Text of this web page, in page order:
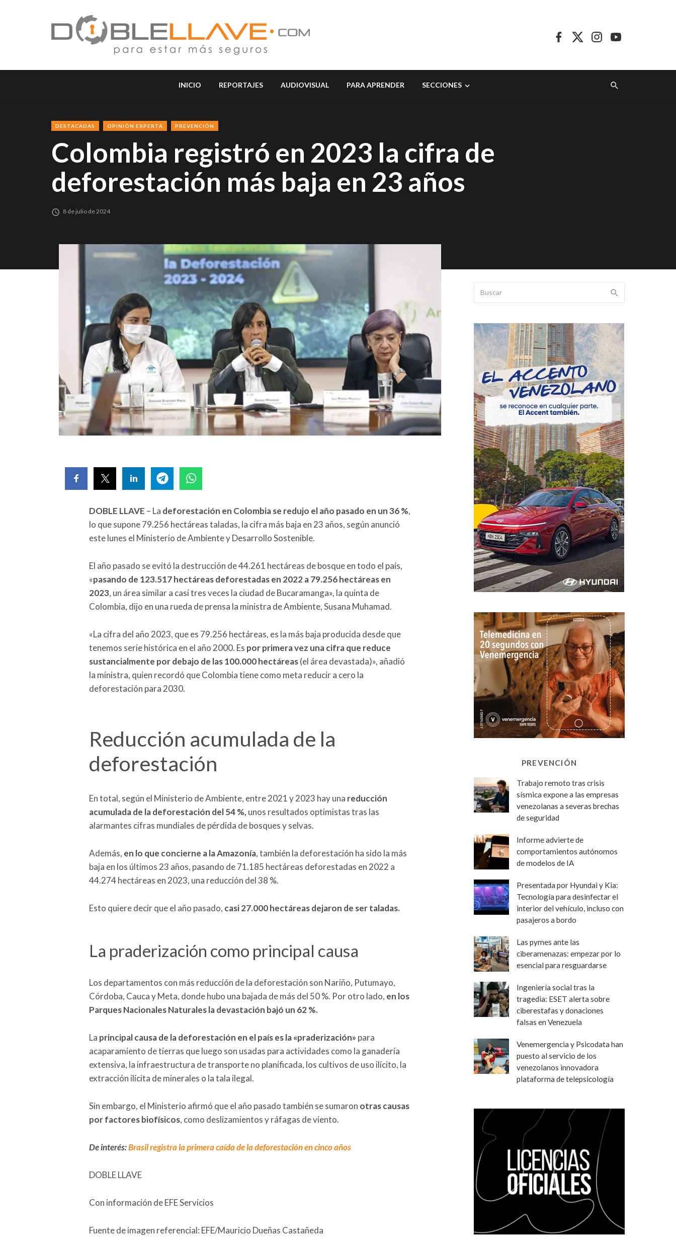
INICIO REPORTAJES AUDIOVISUAL PARA APRENDER SECCIONES
DESTACADAS OPINIÓN EXPERTA PREVENCIÓN
Colombia registró en 2023 la cifra de
deforestación más baja en 23 años
8 de julio de 2024
DOBLE LLAVE – La deforestación en Colombia se redujo el año pasado en un 36 %,
lo que supone 79.256 hectáreas taladas, la cifra más baja en 23 años, según anunció
este lunes el Ministerio de Ambiente y Desarrollo Sostenible.
El año pasado se evitó la destrucción de 44.261 hectáreas de bosque en todo el país,
«pasando de 123.517 hectáreas deforestadas en 2022 a 79.256 hectáreas en
2023, un área similar a casi tres veces la ciudad de Bucaramanga», la quinta de
Colombia, dijo en una rueda de prensa la ministra de Ambiente, Susana Muhamad.
«La cifra del año 2023, que es 79.256 hectáreas, es la más baja producida desde que
tenemos serie histórica en el año 2000. Es por primera vez una cifra que reduce
sustancialmente por debajo de las 100.000 hectáreas(el área devastada)», añadió
la ministra, quien recordó que Colombia tiene como meta reducir a cero la
deforestación para 2030.
Reducción acumulada de la
deforestación
En total, según el Ministerio de Ambiente, entre 2021 y 2023 hay una reducción
acumulada de la deforestación del 54 %, unos resultados optimistas tras las
alarmantes cifras mundiales de pérdida de bosques y selvas.
Además, en lo que concierne a la Amazonía, también la deforestación ha sido la más
baja en los últimos 23 años, pasando de 71.185 hectáreas deforestadas en 2022 a
44.274 hectáreas en 2023, una reducción del 38 %.
Esto quiere decir que el año pasado, casi 27.000 hectáreas dejaron de ser taladas.
La praderización como principal causa
Los departamentos con más reducción de la deforestación son Nariño, Putumayo,
Córdoba, Cauca y Meta, donde hubo una bajada de más del 50 %. Por otro lado, en los
Parques Nacionales Naturales la devastación bajó un 62 %.
La principal causa de la deforestación en el país es la «praderización» para
acaparamiento de tierras que luego son usadas para actividades como la ganadería
extensiva, la infraestructura de transporte no planificada, los cultivos de uso ilícito, la
extracción ilícita de minerales o la tala ilegal.
Sin embargo, el Ministerio afirmó que el año pasado también se sumaron otras causas
por factores biofísicos, como deslizamientos y ráfagas de viento.
De interés:Brasil registra la primera caída de la deforestación en cinco años
DOBLE LLAVE
Con información de EFE Servicios
Fuente de imagen referencial: EFE/Mauricio Dueñas Castañeda
PREVENCIÓN
Trabajo remoto tras crisis
sísmica expone a las empresas
venezolanas a severas brechas
de seguridad
Informe advierte de
comportamientos autónomos
de modelos de IA
Presentada por Hyundai y Kia:
Tecnología para desinfectar el
interior del vehículo, incluso con
pasajeros a bordo
Las pymes ante las
ciberamenazas: empezar por lo
esencial para resguardarse
Ingeniería social tras la
tragedia: ESET alerta sobre
ciberestafas y donaciones
falsas en Venezuela
Venemergencia y Psicodata han
puesto al servicio de los
venezolanos innovadora
plataforma de telepsicología